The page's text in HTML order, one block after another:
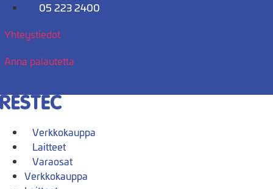
Mene
05 223 2400
Yhteystiedot
Anna palautetta
Verkkokauppa
Laitteet
Varaosat
Verkkokauppa